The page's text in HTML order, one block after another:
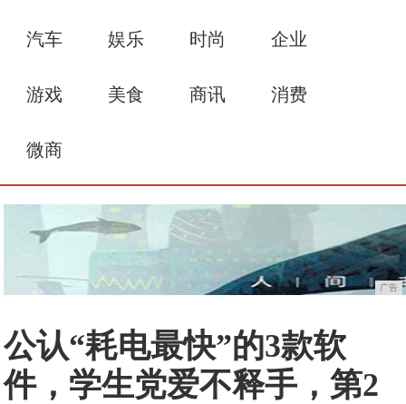
汽车 娱乐 时尚 企业
游戏 美食 商讯 消费
微商
广告
公认“耗电最快”的3款软
件，学生党爱不释手，第2